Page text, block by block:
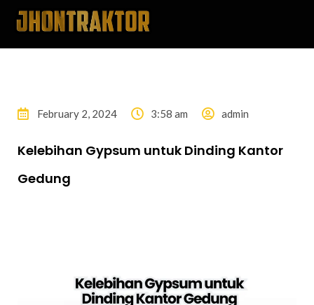
February 2, 2024 3:58 am admin
Kelebihan Gypsum untuk Dinding Kantor
Gedung